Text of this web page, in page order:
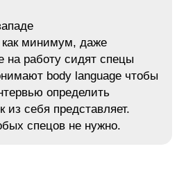
как минимум, даже
на работу сидят спецы
body language чтобы
определить
из себя представляет.
спецов не нужно.